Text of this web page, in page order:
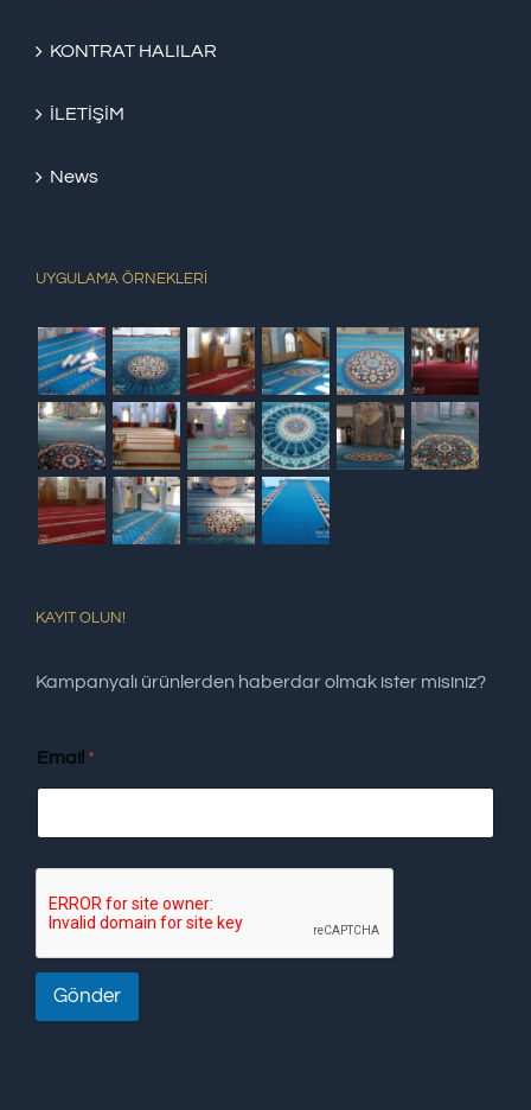
KONTRAT HALILAR
İLETİŞİM
News
UYGULAMA ÖRNEKLERİ
KAYIT OLUN!
Kampanyalı ürünlerden haberdar olmak ister misiniz?
Email *
Gönder